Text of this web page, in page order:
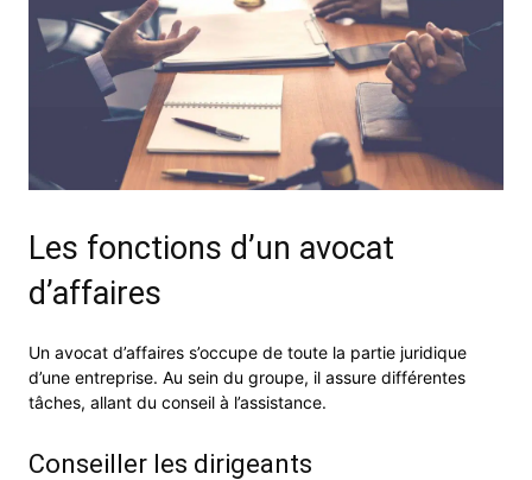
Les fonctions d’un avocat
d’affaires
Un avocat d’affaires s’occupe de toute la partie juridique
d’une entreprise. Au sein du groupe, il assure différentes
tâches, allant du conseil à l’assistance.
Conseiller les dirigeants